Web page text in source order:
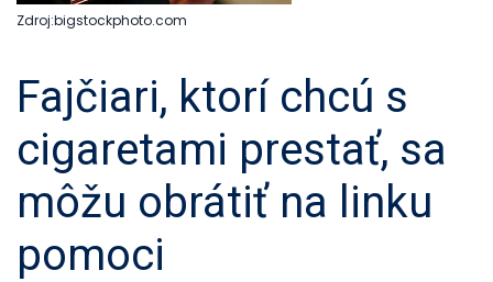
Zdroj:bigstockphoto.com
Fajčiari, ktorí chcú s
cigaretami prestať, sa
môžu obrátiť na linku
pomoci